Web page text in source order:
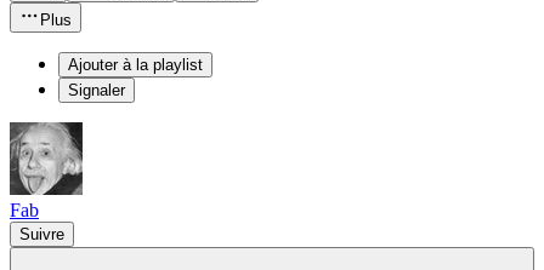
Plus
Ajouter à la playlist
Signaler
Fab
Suivre